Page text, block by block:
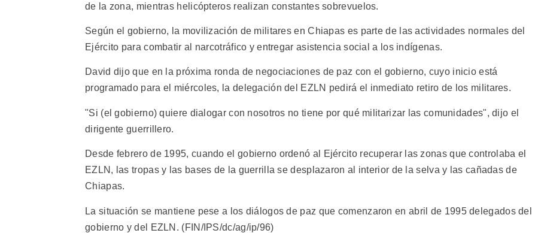
de la zona, mientras helicópteros realizan constantes sobrevuelos.
Según el gobierno, la movilización de militares en Chiapas es parte de las actividades normales del
Ejército para combatir al narcotráfico y entregar asistencia social a los indígenas.
David dijo que en la próxima ronda de negociaciones de paz con el gobierno, cuyo inicio está
programado para el miércoles, la delegación del EZLN pedirá el inmediato retiro de los militares.
"Si (el gobierno) quiere dialogar con nosotros no tiene por qué militarizar las comunidades", dijo el
dirigente guerrillero.
Desde febrero de 1995, cuando el gobierno ordenó al Ejército recuperar las zonas que controlaba el
EZLN, las tropas y las bases de la guerrilla se desplazaron al interior de la selva y las cañadas de
Chiapas.
La situación se mantiene pese a los diálogos de paz que comenzaron en abril de 1995 delegados del
gobierno y del EZLN. (FIN/IPS/dc/ag/ip/96)